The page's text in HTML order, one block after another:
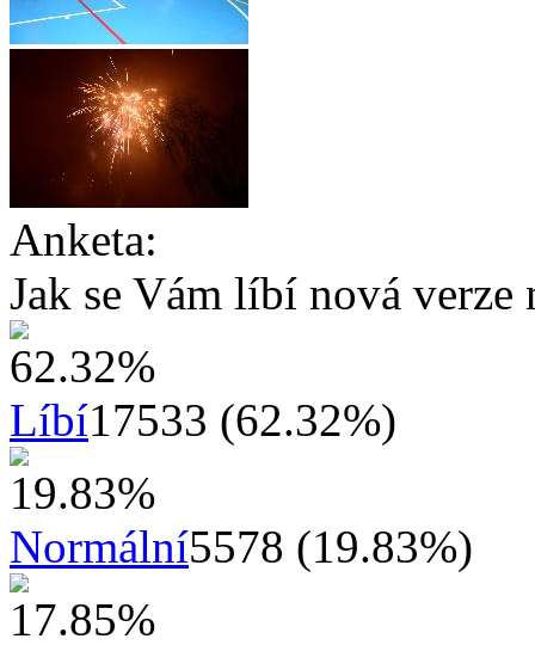
Anketa:
Jak se Vám líbí nová verze
Líbí17533 (62.32%)
Normální5578 (19.83%)